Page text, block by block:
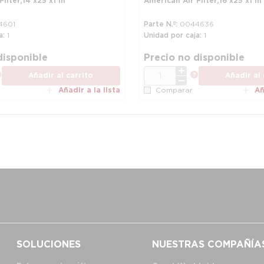
1
más información
Añadir al carrito
Añadir a la lista
Parte N.º 0044636
Unidad por caja 1
Precio no disponible
más Añadir al
Comparar
SOLUCIONES NUESTRAS